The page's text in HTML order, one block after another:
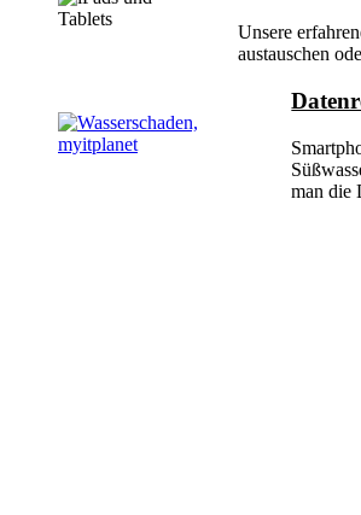
Unsere
austauschen
man die